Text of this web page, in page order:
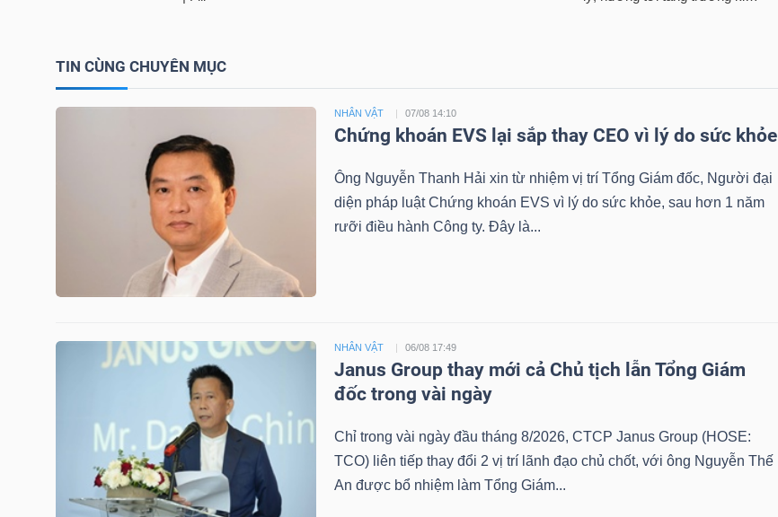
TIN CÙNG CHUYÊN MỤC
NHÂN VẬT 07/08 14:10
Chứng khoán EVS lại sắp thay CEO vì lý do sức khỏe
Ông Nguyễn Thanh Hải xin từ nhiệm vị trí Tổng Giám đốc, Người đại
diện pháp luật Chứng khoán EVS vì lý do sức khỏe, sau hơn 1 năm
rưỡi điều hành Công ty. Đây là...
NHÂN VẬT 06/08 17:49
Janus Group thay mới cả Chủ tịch lẫn Tổng Giám
đốc trong vài ngày
Chỉ trong vài ngày đầu tháng 8/2026, CTCP Janus Group (HOSE:
TCO) liên tiếp thay đổi 2 vị trí lãnh đạo chủ chốt, với ông Nguyễn Thế
An được bổ nhiệm làm Tổng Giám...
TRÁI